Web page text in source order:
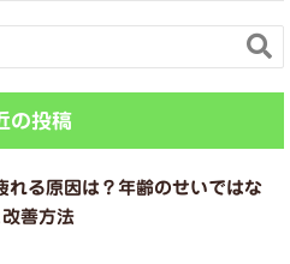

の投稿
れる原因は？年齢のせいではな
善方法